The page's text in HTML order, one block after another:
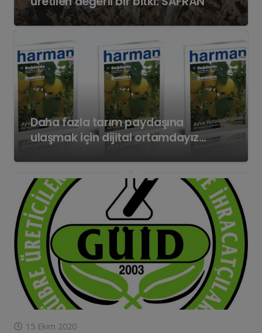
Daha fazla tarım paydaşına
ulaşmak için dijital ortamdayız…
15 Ekim 2020